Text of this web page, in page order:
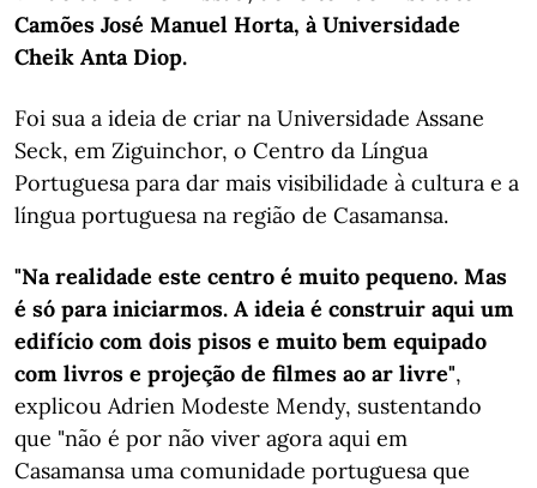
Camões José Manuel Horta, à Universidade
Cheik Anta Diop.
Foi sua a ideia de criar na Universidade Assane
Seck, em Ziguinchor, o Centro da Língua
Portuguesa para dar mais visibilidade à cultura e a
língua portuguesa na região de Casamansa.
"Na realidade este centro é muito pequeno. Mas
é só para iniciarmos. A ideia é construir aqui um
edifício com dois pisos e muito bem equipado
com livros e projeção de filmes ao ar livre",
explicou Adrien Modeste Mendy, sustentando
que "não é por não viver agora aqui em
Casamansa uma comunidade portuguesa que